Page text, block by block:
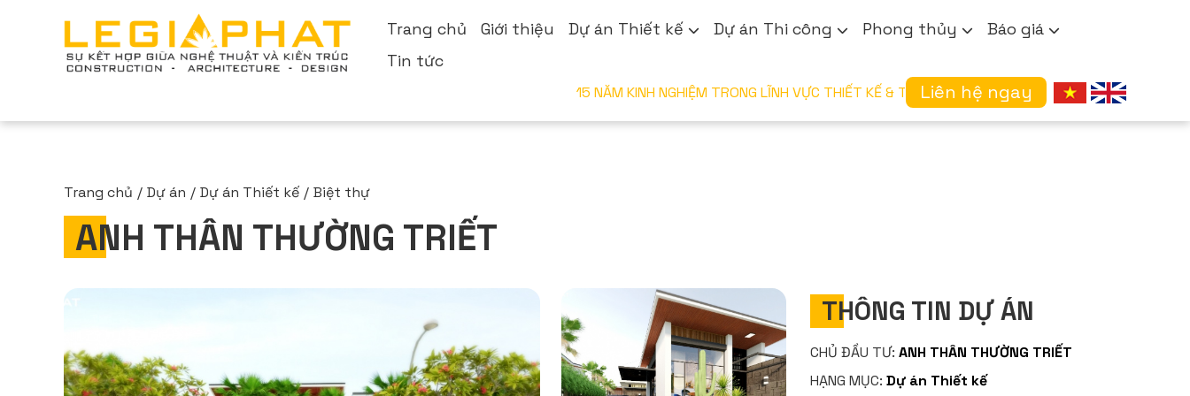
Trang chủ Giới thiệu Dự án Thiết kế Dự án Thi công Phong thủy
Báo giá
Tin tức
15 NĂM KINH NGHIỆM TRONG LĨNH VỰC THIẾT KẾ & THI CÔNG XÂY DỰNG
Liên hệ ngay
Trang chủ Dự án Dự án Thiết kế Biệt thự
ANH THÂN THƯỜNG TRIẾT
THÔNG TIN DỰ ÁN
CHỦ ĐẦU TƯ: ANH THÂN THƯỜNG TRIẾT
HẠNG MỤC: Dự án Thiết kế